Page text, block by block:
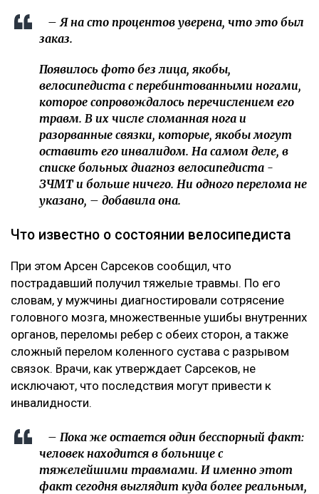
– Я на сто процентов уверена, что это был
заказ.
Появилось фото без лица, якобы,
велосипедиста с перебинтованными ногами,
которое сопровождалось перечислением его
травм. В их числе сломанная нога и
разорванные связки, которые, якобы могут
оставить его инвалидом. На самом деле, в
списке больных диагноз велосипедиста -
ЗЧМТ и больше ничего. Ни одного перелома не
указано, – добавила она.
Что известно о состоянии велосипедиста
При этом Арсен Сарсеков сообщил, что
пострадавший получил тяжелые травмы. По его
словам, у мужчины диагностировали сотрясение
головного мозга, множественные ушибы внутренних
органов, переломы ребер с обеих сторон, а также
сложный перелом коленного сустава с разрывом
связок. Врачи, как утверждает Сарсеков, не
исключают, что последствия могут привести к
инвалидности.
– Пока же остается один бесспорный факт:
человек находится в больнице с
тяжелейшими травмами. И именно этот
факт сегодня выглядит куда более реальным,